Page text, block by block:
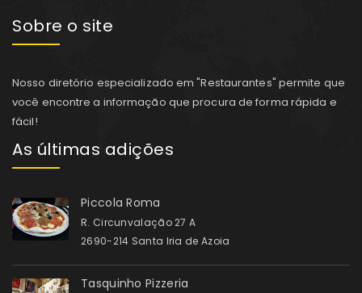
Sobre o site
Nosso diretório especializado em "Restaurantes" permite que
você encontre a informação que procura de forma rápida e
fácil!
As últimas adições
Piccola Roma
R. Circunvalação 27 A
2690-214 Santa Iria de Azoia
Tasquinho Pizzeria